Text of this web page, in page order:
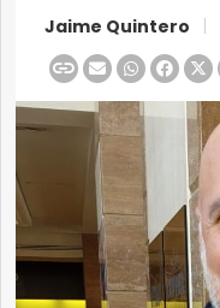
Jaime Quintero